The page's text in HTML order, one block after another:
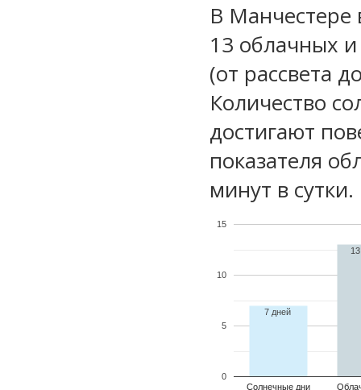
В Манчестере
13 облачных
(от рассвета
Количество
достигают
показателя
минут в сутки.
Солнечные дни
0
5
10
15
7 дней